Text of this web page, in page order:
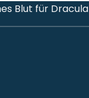
Blut für Dracula